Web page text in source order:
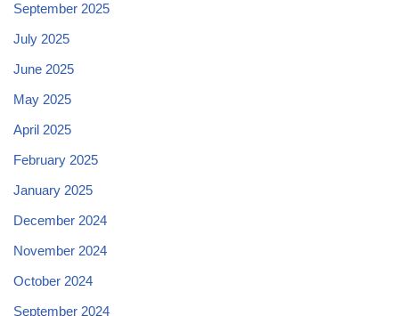
September 2025
July 2025
June 2025
May 2025
April 2025
February 2025
January 2025
December 2024
November 2024
October 2024
September 2024